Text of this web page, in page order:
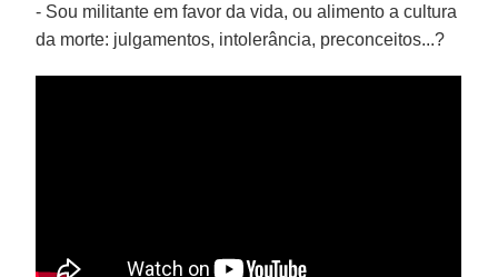
- Sou militante em favor da vida, ou alimento a cultura
da morte: julgamentos, intolerância, preconceitos...?